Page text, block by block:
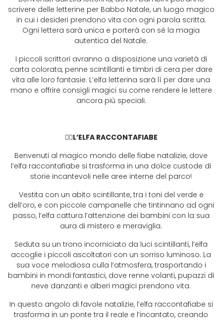
scrivere delle letterine per Babbo Natale, un luogo magico
in cui i desideri prendono vita con ogni parola scritta.
Ogni lettera sarà unica e porterà con sé la magia
autentica del Natale.
I piccoli scrittori avranno a disposizione una varietà di
carta colorata, penne scintillanti e timbri di cera per dare
vita alle loro fantasie. L’elfa letterina sarà lì per dare una
mano e offrire consigli magici su come rendere le lettere
ancora più speciali.
🧝‍♀️L’ELFA RACCONTAFIABE
Benvenuti al magico mondo delle fiabe natalizie, dove
l’elfa raccontafiabe si trasforma in una dolce custode di
storie incantevoli nelle aree interne del parco!
Vestita con un abito scintillante, tra i toni del verde e
dell’oro, e con piccole campanelle che tintinnano ad ogni
passo, l’elfa cattura l’attenzione dei bambini con la sua
aura di mistero e meraviglia.
Seduta su un trono incorniciato da luci scintillanti, l’elfa
accoglie i piccoli ascoltatori con un sorriso luminoso. La
sua voce melodiosa culla l’atmosfera, trasportando i
bambini in mondi fantastici, dove renne volanti, pupazzi di
neve danzanti e alberi magici prendono vita.
In questo angolo di favole natalizie, l’elfa raccontafiabe si
trasforma in un ponte tra il reale e l’incantato, creando